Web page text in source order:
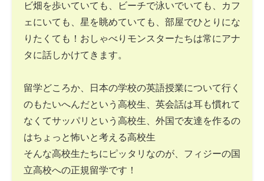
ビ畑を歩いていても、ビーチで泳いでいても、カフ
ェにいても、星を眺めていても、部屋でひとりにな
りたくても！おしゃべりモンスターたちは常にアナ
タに話しかけてきます。
留学どころか、日本の学校の英語授業について行く
のもたいへんだという高校生、英会話は耳も慣れて
なくてサッパリという高校生、外国で友達を作るの
はちょっと怖いと考える高校生
そんな高校生たちにピッタリなのが、フィジーの国
立高校への正規留学です！